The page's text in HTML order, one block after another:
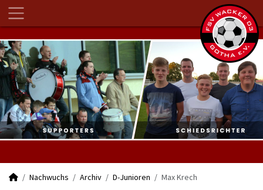
Nachwuchs Archiv D-Junioren Max Krech